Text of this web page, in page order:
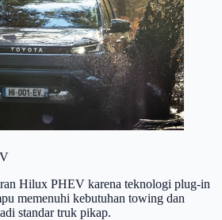
Hilux PHEV karena teknologi plug-in
memenuhi kebutuhan towing dan
standar truk pikap.